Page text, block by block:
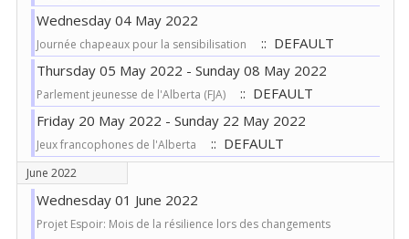
Wednesday 04 May 2022
Journée chapeaux pour la sensibilisation
:: DEFAULT
Thursday 05 May 2022 - Sunday 08 May 2022
Parlement jeunesse de l'Alberta (FJA)
:: DEFAULT
Friday 20 May 2022 - Sunday 22 May 2022
Jeux francophones de l'Alberta :: DEFAULT
June 2022
Wednesday 01 June 2022
Projet Espoir: Mois de la résilience lors des changements